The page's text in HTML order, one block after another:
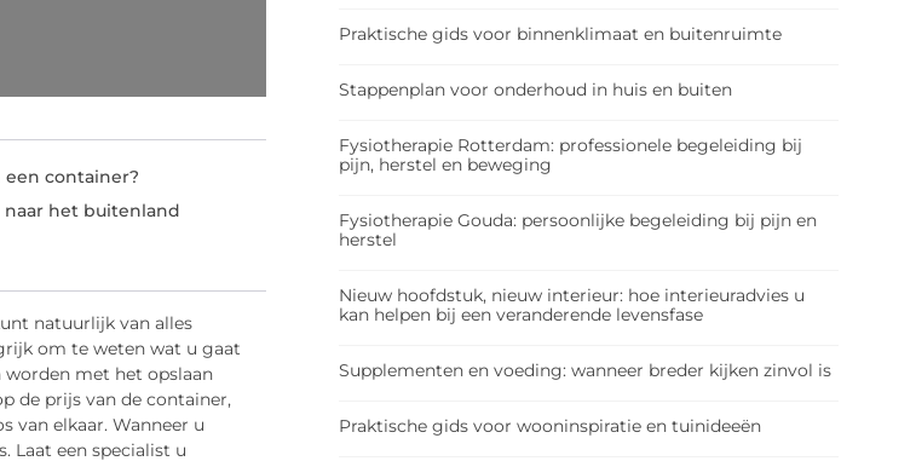
een container?
het buitenland
natuurlijk van alles
om te weten wat u gaat
met het opslaan
de prijs van de container,
van elkaar. Wanneer u
Laat een specialist u
Praktische gids voor binnenklimaat en buitenruimte
Stappenplan voor onderhoud in huis en buiten
Fysiotherapie Rotterdam: professionele begeleiding bij
pijn, herstel en beweging
Fysiotherapie Gouda: persoonlijke begeleiding bij pijn en
herstel
Nieuw hoofdstuk, nieuw interieur: hoe interieuradvies u
kan helpen bij een veranderende levensfase
Supplementen en voeding: wanneer breder kijken zinvol is
Praktische gids voor wooninspiratie en tuinideeën